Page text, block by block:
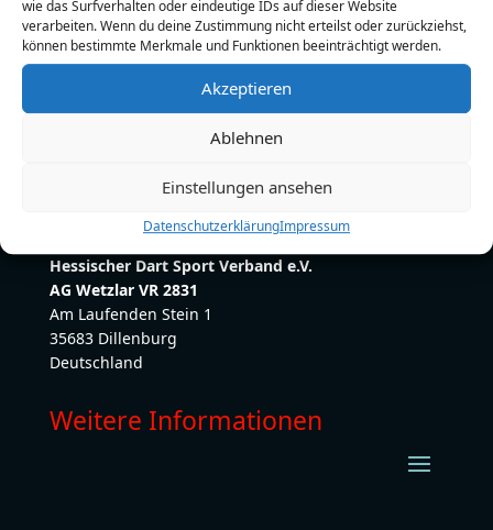
wie das Surfverhalten oder eindeutige IDs auf dieser Website
verarbeiten. Wenn du deine Zustimmung nicht erteilst oder zurückziehst,
können bestimmte Merkmale und Funktionen beeinträchtigt werden.
Akzeptieren
Ablehnen
Einstellungen ansehen
DatenschutzerklärungImpressum
Telefon:01713442944
E-Mail: marcuspohle21@gmail.com
Hessischer Dart Sport Verband e.V.
AG Wetzlar VR 2831
Am Laufenden Stein 1
35683 Dillenburg
Deutschland
Weitere Informationen